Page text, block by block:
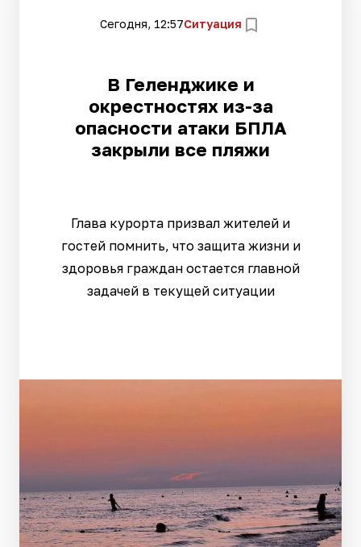
Сегодня, 12:57Ситуация
В Геленджике и
окрестностях из-за
опасности атаки БПЛА
закрыли все пляжи
Глава курорта призвал жителей и
гостей помнить, что защита жизни и
здоровья граждан остается главной
задачей в текущей ситуации